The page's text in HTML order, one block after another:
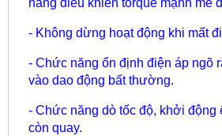
năng điều khiển torque mạnh mẽ
- Không dừng hoạt động khi mất
- Chức năng ổn định điện áp ngõ
vào dao động bất thường.
- Chức năng dò tốc độ, khởi động
còn quay.